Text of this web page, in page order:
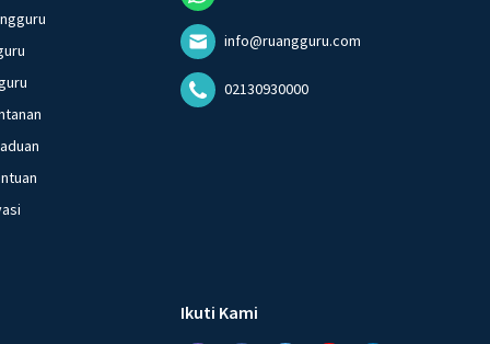
info@ruangguru.com
02130930000
Ikuti Kami